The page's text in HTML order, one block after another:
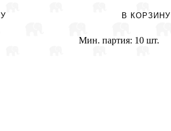
В КОРЗИНУ
Мин. партия: 10 шт.